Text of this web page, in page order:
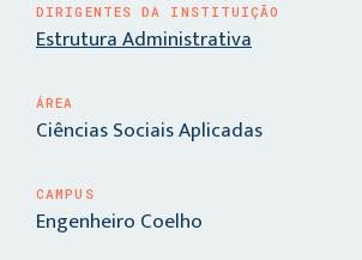
DIRIGENTES DA INSTITUIÇÃO
Estrutura Administrativa
ÁREA
Ciências Sociais Aplicadas
CAMPUS
Engenheiro Coelho